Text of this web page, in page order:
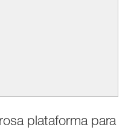
plataforma para